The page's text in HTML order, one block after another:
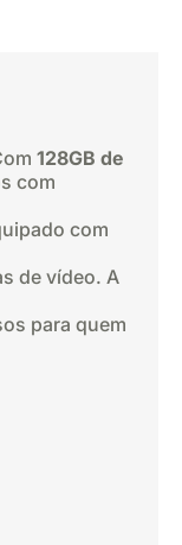
128GB de
com
com
de vídeo. A
para quem